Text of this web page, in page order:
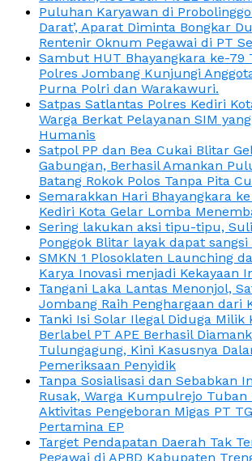
Puluhan Karyawan di
Darat’, Aparat Diminta Bongkar
Rentenir Oknum Pegawai di PT
Sambut HUT Bhayangkara ke-79
Polres Jombang Kunjungi
Purna Polri dan Warakawuri.
Satpas Satlantas Polres Kediri
Warga Berkat Pelayanan SIM
Humanis
Satpol PP dan Bea Cukai Blitar
Gabungan, Berhasil Amankan
Batang Rokok Polos Tanpa Pita
Semarakkan Hari Bhayangkara
Kediri Kota Gelar Lomba
Sering lakukan aksi tipu-tipu,
Ponggok Blitar layak dapat
SMKN 1 Plosoklaten Launching
Karya Inovasi menjadi Kekayaan
Tangani Laka Lantas Menonjol,
Jombang Raih Penghargaan dari
Tanki Isi Solar Ilegal Diduga Milik
Berlabel PT APE Berhasil
Tulungagung, Kini Kasusnya
Pemeriksaan Penyidik
Tanpa Sosialisasi dan Sebabkan
Rusak, Warga Kumpulrejo Tuban
Aktivitas Pengeboran Migas PT
Pertamina EP
Target Pendapatan Daerah Tak
Pegawai di APBD Kabupaten